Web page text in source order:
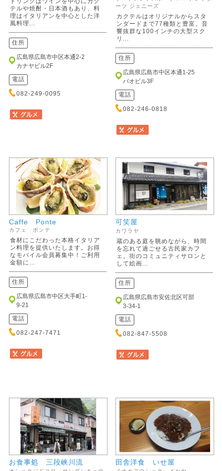
テルや焼酎・日本酒もあり、料
理はイタリアンを中心とした洋
風料理...
住所
広島県広島市中区本通2-2
カナヤビル2F
電話
082-249-0095
ーツ ジェニーズ
カクテルはオリジナルからスタ
ンダードまで77種類と豊富。音
響抜群な100インチの大型スク
リ...
住所
広島県広島市中区本通1-25
パオビル3F
電話
082-246-0818
Caffe Ponte
カフェ ポンテ
食材にこだわった本格イタリア
ン料理を提供いたします。お得
なモバイル会員募集中！ご利用
金額に...
住所
広島県広島市中区大手町1-
9-21
電話
082-247-7471
可笑屋
カワラヤ
蔵のある庭を眺めながら、時間
を忘れて過ごせる古民家カフ
ェ。街のコミュニティサロンと
して絵画...
住所
広島県広島市安佐北区可部
3-34-1
電話
082-847-5508
お食事処 三段峡川流 田舎洋食 いせ屋